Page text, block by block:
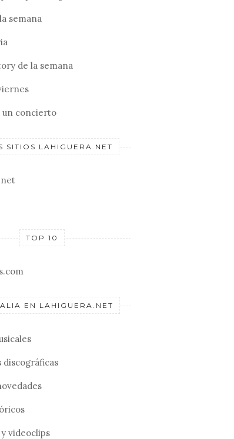
semana
de la semana
un concierto
SITIOS LAHIGUERA.NET
TOP 10
EN LAHIGUERA.NET
discográficas
videoclips